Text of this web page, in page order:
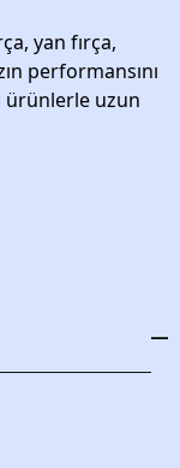
yan fırça,
performansını
ürünlerle uzun